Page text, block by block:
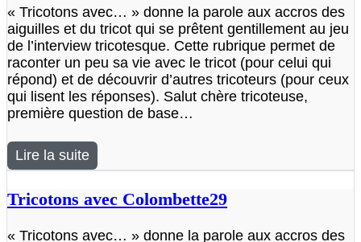
« Tricotons avec… » donne la parole aux accros des
aiguilles et du tricot qui se prêtent gentillement au jeu
de l’interview tricotesque. Cette rubrique permet de
raconter un peu sa vie avec le tricot (pour celui qui
répond) et de découvrir d’autres tricoteurs (pour ceux
qui lisent les réponses). Salut chère tricoteuse,
première question de base…
Lire la suite
Tricotons avec Colombette29
« Tricotons avec… » donne la parole aux accros des